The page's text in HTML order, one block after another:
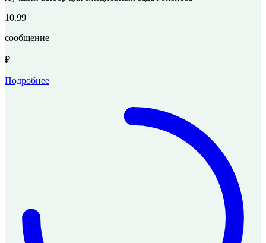
10.99
сообщение
₽
Подробнее